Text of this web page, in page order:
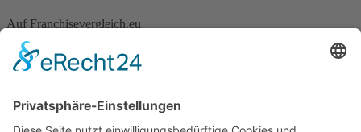
Auf Franchisevergleich.eu
Kontakt
Impressum
Datenschutz